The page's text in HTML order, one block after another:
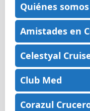
Quiénes somos
Amistades en
Celestyal
Club Med
Corazul